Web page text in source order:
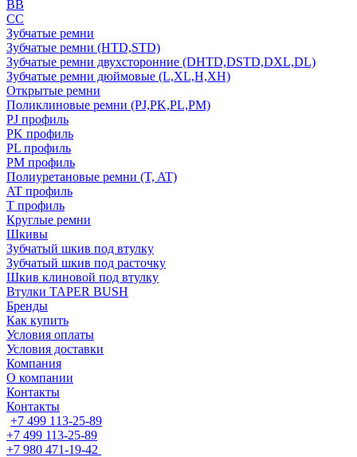
BB
CC
Зубчатые ремни
Зубчатые ремни (HTD,STD)
Зубчатые ремни двухсторонние (DHTD,DSTD,DXL,DL)
Зубчатые ремни дюймовые (L,XL,H,XH)
Открытые ремни
Поликлиновые ремни (PJ,PK,PL,PM)
PJ профиль
PK профиль
PL профиль
PM профиль
Полиуретановые ремни (T, AT)
AT профиль
T профиль
Круглые ремни
Шкивы
Зубчатый шкив под втулку
Зубчатый шкив под расточку
Шкив клиновой под втулку
Втулки TAPER BUSH
Бренды
Как купить
Условия оплаты
Условия доставки
Компания
О компании
Контакты
Контакты
+7 499 113-25-89
+7 499 113-25-89
+7 980 471-19-42